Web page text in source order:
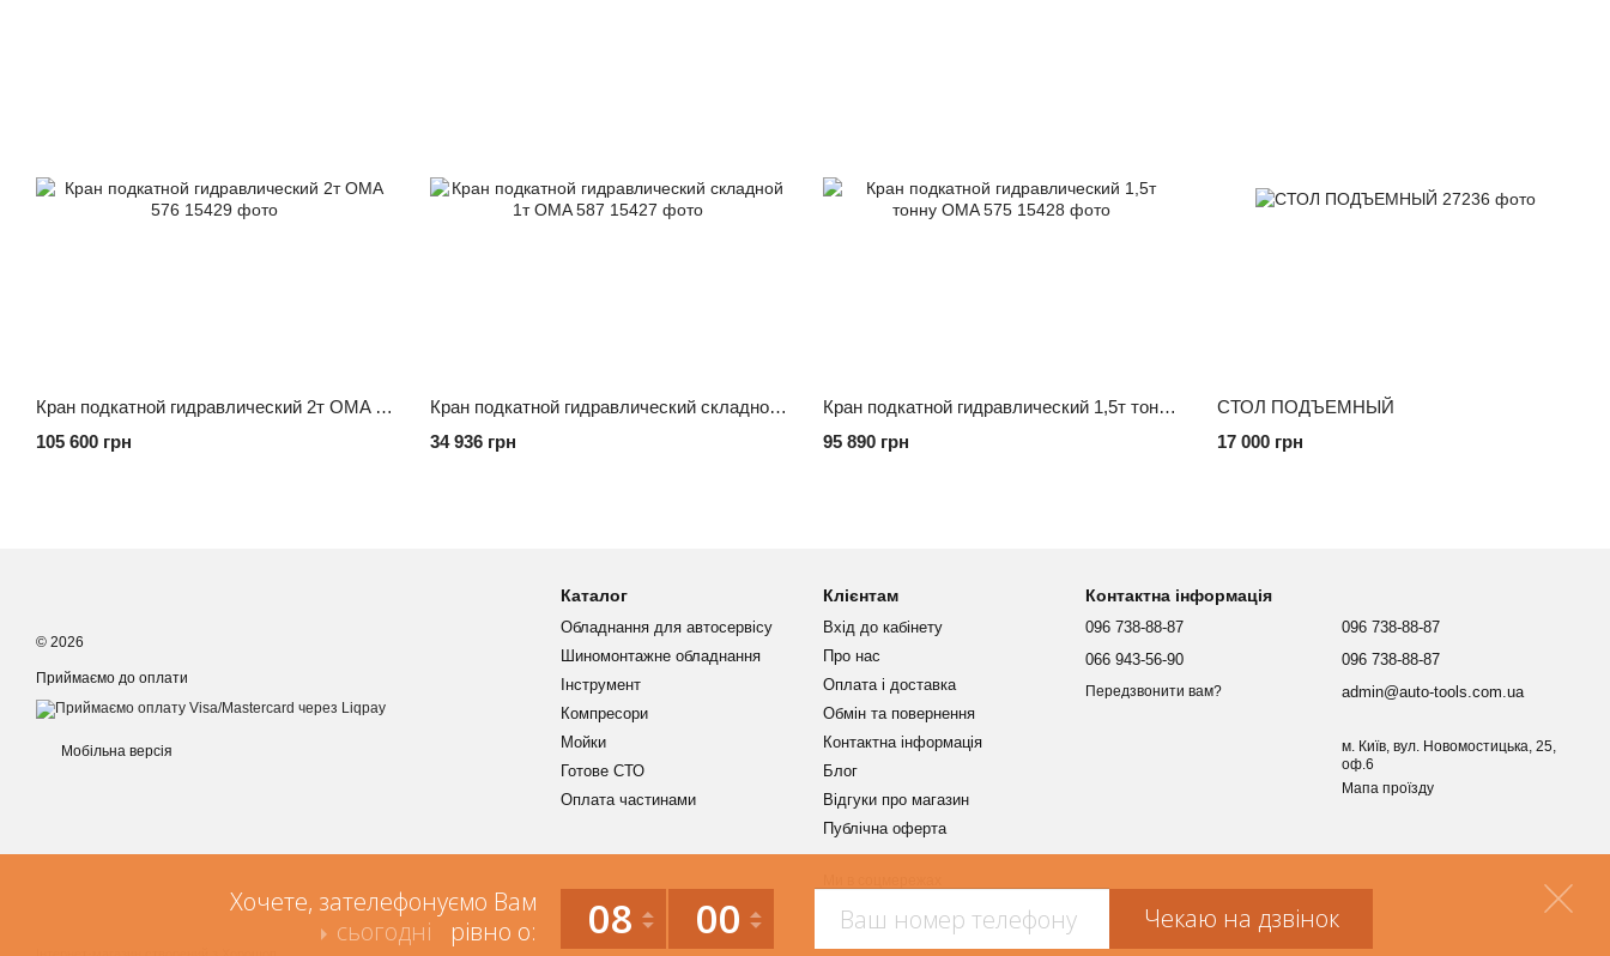
Кран подкатной гидравлический 2т OMA 576
105 600 грн
Кран подкатной гидравлический складной 1т OMA 587
34 936 грн
Кран подкатной гидравлический 1,5т тонну OMA 575
95 890 грн
СТОЛ ПОДЪЕМНЫЙ
17 000 грн
© 2026
Приймаємо до оплати
Мобільна версія
Каталог
Обладнання для автосервісу
Шиномонтажне обладнання
Інструмент
Компресори
Мойки
Готове СТО
Оплата частинами
Клієнтам
Вхід до кабінету
Про нас
Оплата і доставка
Обмін та повернення
Контактна інформація
Блог
Відгуки про магазин
Публічна оферта
Контактна інформація
096 738-88-87
066 943-56-90
Передзвонити вам?
096 738-88-87
096 738-88-87
admin@auto-tools.com.ua
м. Київ, вул. Новомостицька, 25,
оф.6
Мапа проїзду
Хочете, зателефонуємо Вам
сьогодні
рівно о: 08 00 Чекаю на дзвінок